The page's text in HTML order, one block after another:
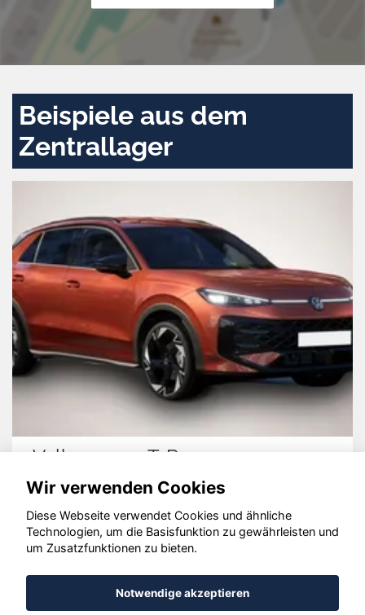
Beispiele aus dem
Zentrallager
Volkswagen T-Roc
© konjunkturmotor.de GmbH 2020 - 2026
Wir verwenden Cookies
Diese Webseite verwendet Cookies und ähnliche
Technologien, um die Basisfunktion zu gewährleisten und
um Zusatzfunktionen zu bieten.
Notwendige akzeptieren